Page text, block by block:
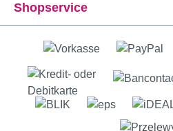
Shopservice